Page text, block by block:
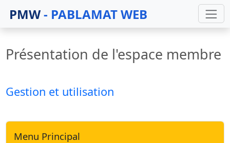
PMW- PABLAMAT WEB
Présentation de l'espace membre
Gestion et utilisation
Menu Principal